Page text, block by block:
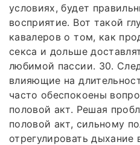
условиях, будет
восприятие. Вот такой
кавалеров о том, как
секса и дольше
любимой пассии. 30.
влияющие на
часто обеспокоены
половой акт. Решая
половой акт, сильному
отрегулировать дыхание